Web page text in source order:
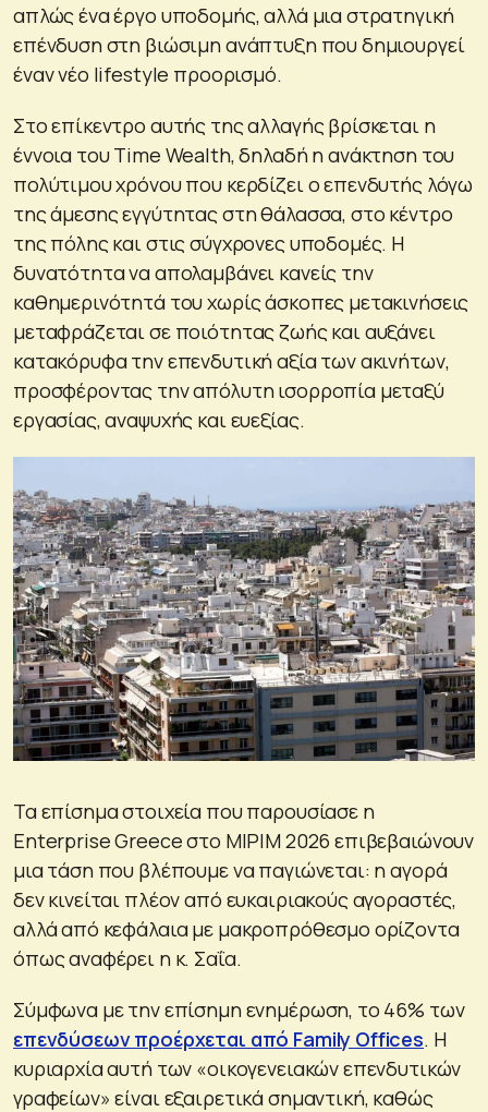
απλώς ένα έργο υποδομής, αλλά μια στρατηγική
επένδυση στη βιώσιμη ανάπτυξη που δημιουργεί
έναν νέο lifestyle προορισμό.
Στο επίκεντρο αυτής της αλλαγής βρίσκεται η
έννοια του Time Wealth, δηλαδή η ανάκτηση του
πολύτιμου χρόνου που κερδίζει ο επενδυτής λόγω
της άμεσης εγγύτητας στη θάλασσα, στο κέντρο
της πόλης και στις σύγχρονες υποδομές. Η
δυνατότητα να απολαμβάνει κανείς την
καθημερινότητά του χωρίς άσκοπες μετακινήσεις
μεταφράζεται σε ποιότητας ζωής και αυξάνει
κατακόρυφα την επενδυτική αξία των ακινήτων,
προσφέροντας την απόλυτη ισορροπία μεταξύ
εργασίας, αναψυχής και ευεξίας.
Τα επίσημα στοιχεία που παρουσίασε η
Enterprise Greece στο MIPIM 2026 επιβεβαιώνουν
μια τάση που βλέπουμε να παγιώνεται: η αγορά
δεν κινείται πλέον από ευκαιριακούς αγοραστές,
αλλά από κεφάλαια με μακροπρόθεσμο ορίζοντα
όπως αναφέρει η κ. Σαΐα.
Σύμφωνα με την επίσημη ενημέρωση, το 46% των
επενδύσεων προέρχεται από Family Offices. Η
κυριαρχία αυτή των «οικογενειακών επενδυτικών
γραφείων» είναι εξαιρετικά σημαντική, καθώς